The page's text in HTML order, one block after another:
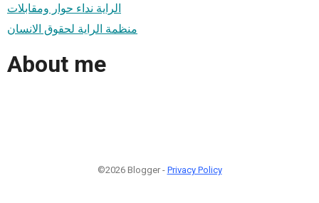
الراية نداء حوار ومقابلات
منظمة الراية لحقوق الانسان
About me
©2026 Blogger - Privacy Policy